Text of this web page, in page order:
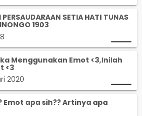
PERSAUDARAAN SETIA HATI TUNAS
1903
Menggunakan Emot <3,Inilah
<3
2020
Emot apa sih?? Artinya apa